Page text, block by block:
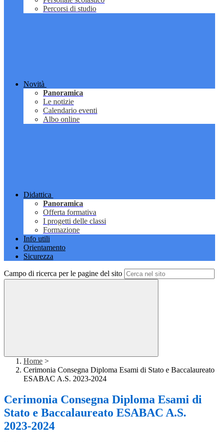
Percorsi di studio
Novità
Panoramica
Le notizie
Calendario eventi
Albo online
Didattica
Panoramica
Offerta formativa
I progetti delle classi
Formazione
Info utili
Orientamento
Sicurezza
Campo di ricerca per le pagine del sito
Home >
Cerimonia Consegna Diploma Esami di Stato e Baccalaureato
ESABAC A.S. 2023-2024
Cerimonia Consegna Diploma Esami di
Stato e Baccalaureato ESABAC A.S.
2023-2024